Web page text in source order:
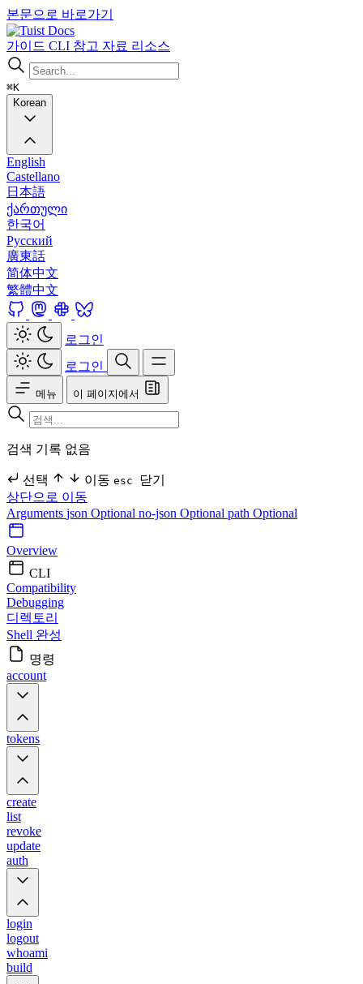
본문으로 바로가기
Docs
가이드 CLI 참고 자료 리소스
⌘K
Korean
English
Castellano
日本語
ქართული
한국어
Русский
廣東話
简体中文
繁體中文
로그인
로그인
메뉴 이 페이지에서
검색 기록 없음
선택 이동 esc 닫기
상단으로 이동
Arguments json Optional no-json Optional path Optional
Overview
CLI
Compatibility
Debugging
디렉토리
Shell 완성
명령
account
tokens
create
list
revoke
update
auth
login
logout
whoami
build